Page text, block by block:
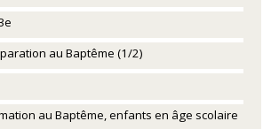
au Baptême (1/2)
au Baptême, enfants en âge scolaire